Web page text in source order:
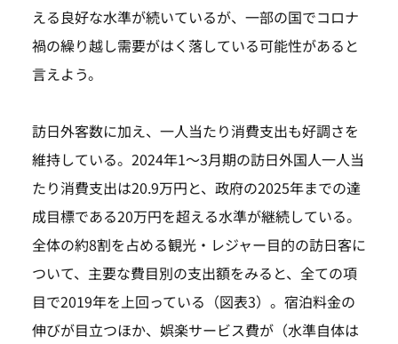
える良好な水準が続いているが、一部の国でコロナ
禍の繰り越し需要がはく落している可能性があると
言えよう。
訪日外客数に加え、一人当たり消費支出も好調さを
維持している。2024年1～3月期の訪日外国人一人当
たり消費支出は20.9万円と、政府の2025年までの達
成目標である20万円を超える水準が継続している。
全体の約8割を占める観光・レジャー目的の訪日客に
ついて、主要な費目別の支出額をみると、全ての項
目で2019年を上回っている（図表3）。宿泊料金の
伸びが目立つほか、娯楽サービス費が（水準自体は